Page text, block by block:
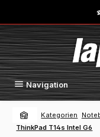
Zum Hauptinhalt springen
Navigation
Kategorien
ThinkPad T14s Intel G6